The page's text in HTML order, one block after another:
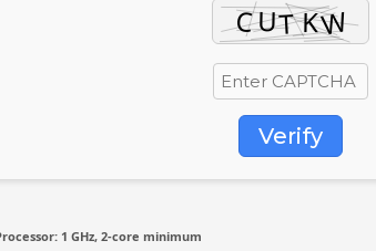
Verify
1 GHz, 2-core minimum